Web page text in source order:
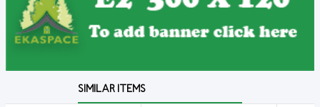
SIMILAR ITEMS